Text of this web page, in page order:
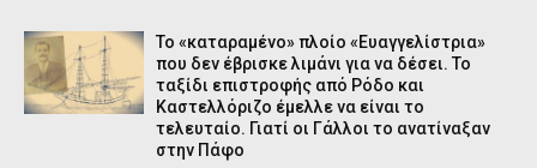
Το «καταραμένο» πλοίο «Ευαγγελίστρια»
που δεν έβρισκε λιμάνι για να δέσει. Το
ταξίδι επιστροφής από Ρόδο και
Καστελλόριζο έμελλε να είναι το
τελευταίο. Γιατί οι Γάλλοι το ανατίναξαν
στην Πάφο